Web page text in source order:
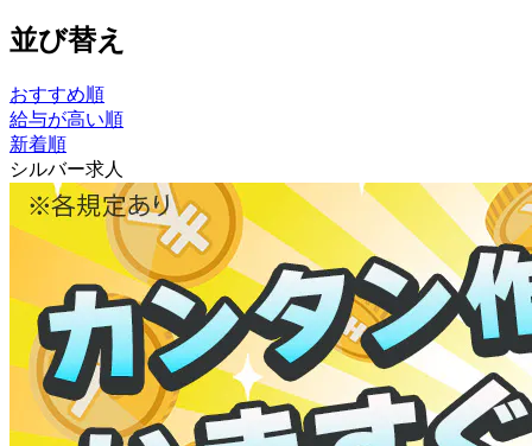
並び替え
おすすめ順
給与が高い順
新着順
シルバー求人